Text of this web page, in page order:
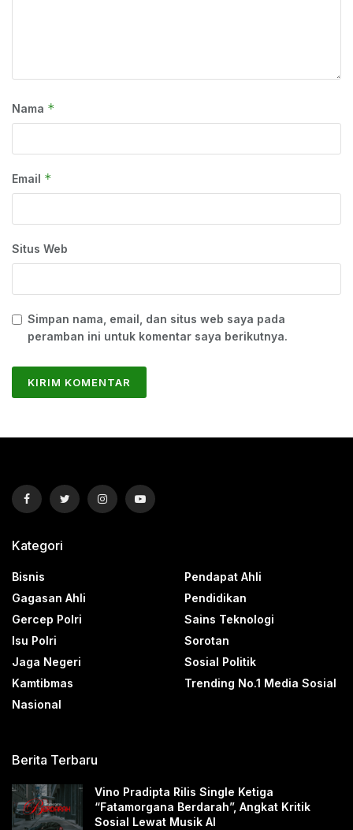
Nama *
Email *
Situs Web
Simpan nama, email, dan situs web saya pada
peramban ini untuk komentar saya berikutnya.
Kategori
Bisnis
Gagasan Ahli
Gercep Polri
Isu Polri
Jaga Negeri
Kamtibmas
Nasional
Pendapat Ahli
Pendidikan
Sains Teknologi
Sorotan
Sosial Politik
Trending No.1 Media Sosial
Berita Terbaru
Vino Pradipta Rilis Single Ketiga
“Fatamorgana Berdarah”, Angkat Kritik
Sosial Lewat Musik AI